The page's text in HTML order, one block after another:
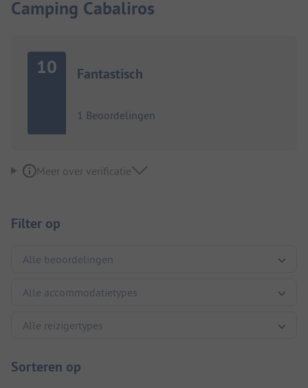
Camping Cabaliros
10 Fantastisch
1 Beoordelingen
Meer over verificatie
Filter op
Sorteren op